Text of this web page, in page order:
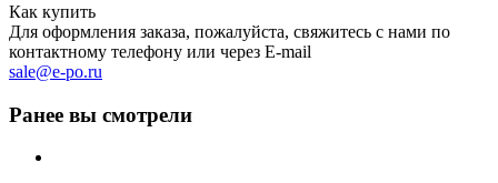
Как купить
Для оформления заказа, пожалуйста, свяжитесь с нами по
контактному телефону или через E-mail
sale@e-po.ru
Ранее вы смотрели